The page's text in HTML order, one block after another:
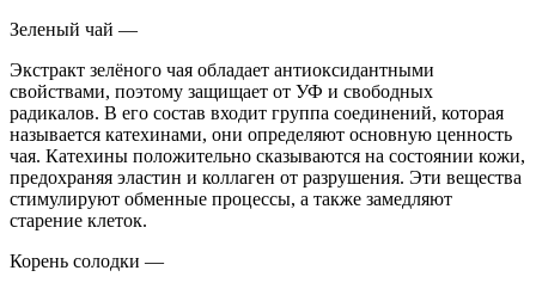
Зеленый чай —
Экстракт зелёного чая обладает антиоксидантными
свойствами, поэтому защищает от УФ и свободных
радикалов. В его состав входит группа соединений, которая
называется катехинами, они определяют основную ценность
чая. Катехины положительно сказываются на состоянии кожи,
предохраняя эластин и коллаген от разрушения. Эти вещества
стимулируют обменные процессы, а также замедляют
старение клеток.
Корень солодки —